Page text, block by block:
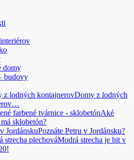
domy
budovy
Domy z lodných
Aké
sklobetón?
Poznáte Petru v Jordánsku?
Modrá strecha je hit v